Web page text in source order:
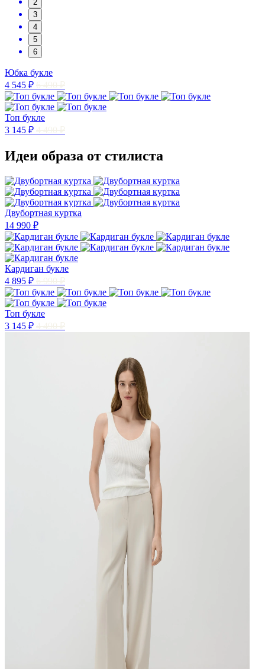
2
3
4
5
6
Юбка букле
4 545 ₽
Топ букле
3 145 ₽
Идеи образа от стилиста
Двубортная куртка
14 990 ₽
Кардиган букле
4 895 ₽
Топ букле
3 145 ₽